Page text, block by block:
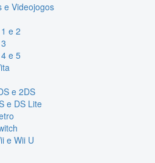
e Videojogos
e 2
e 5
e 2DS
e DS Lite
e Wii U